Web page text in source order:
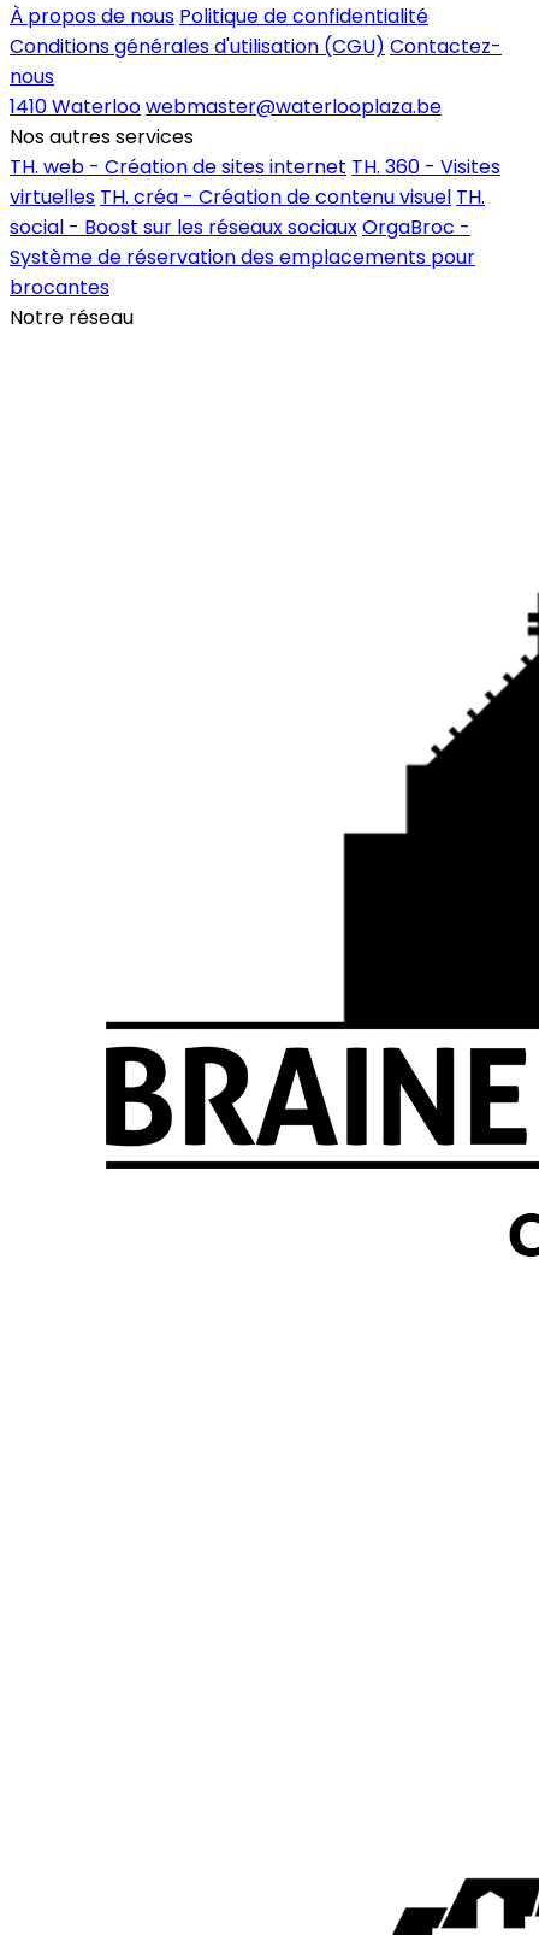
À propos de nous Politique de confidentialité
Conditions générales d'utilisation (CGU) Contactez-
nous
1410 Waterloowebmaster@waterlooplaza.be
Nos autres services
TH. web - Création de sites internet TH. 360 - Visites
virtuelles TH. créa - Création de contenu visuel TH.
social - Boost sur les réseaux sociauxOrgaBroc -
Système de réservation des emplacements pour
brocantes
Notre réseau